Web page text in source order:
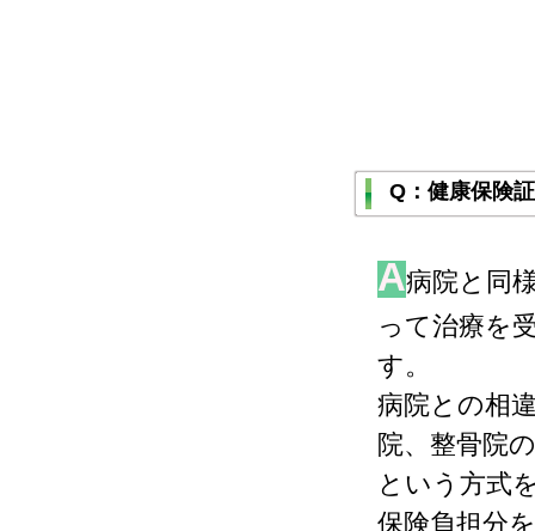
Q：健康保険
A病院と同
って治療を
す。
病院との相
院、整骨院
という方式
保険負担分